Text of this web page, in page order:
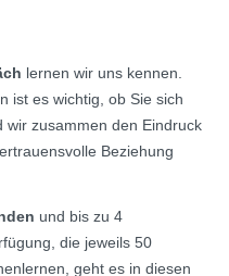
lernen wir uns kennen.
ist es wichtig, ob Sie sich
zusammen den Eindruck
Beziehung
und bis zu 4
die jeweils 50
geht es in diesen